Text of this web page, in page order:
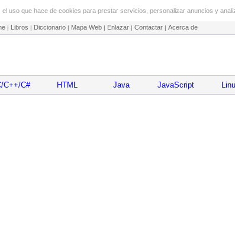
uso que hace de cookies para prestar servicios, personalizar anuncios y
| Libros | Diccionario | Mapa Web | Enlazar | Contactar | Acerca de
C++/C# HTML Java JavaScript